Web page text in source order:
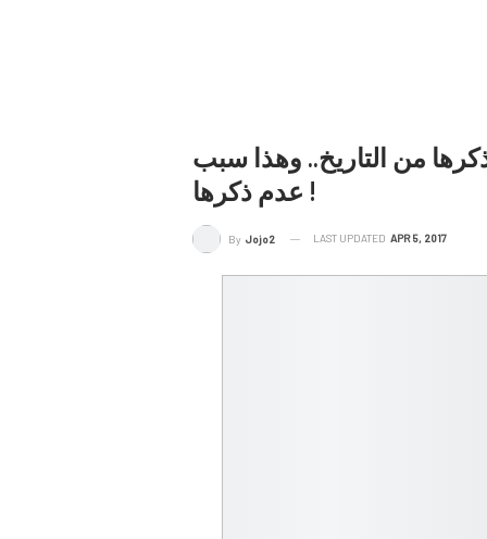
من التاريخ.. وهذا سبب
عدم ذكرها !
By Jojo2 LAST UPDATED APR 5, 2017